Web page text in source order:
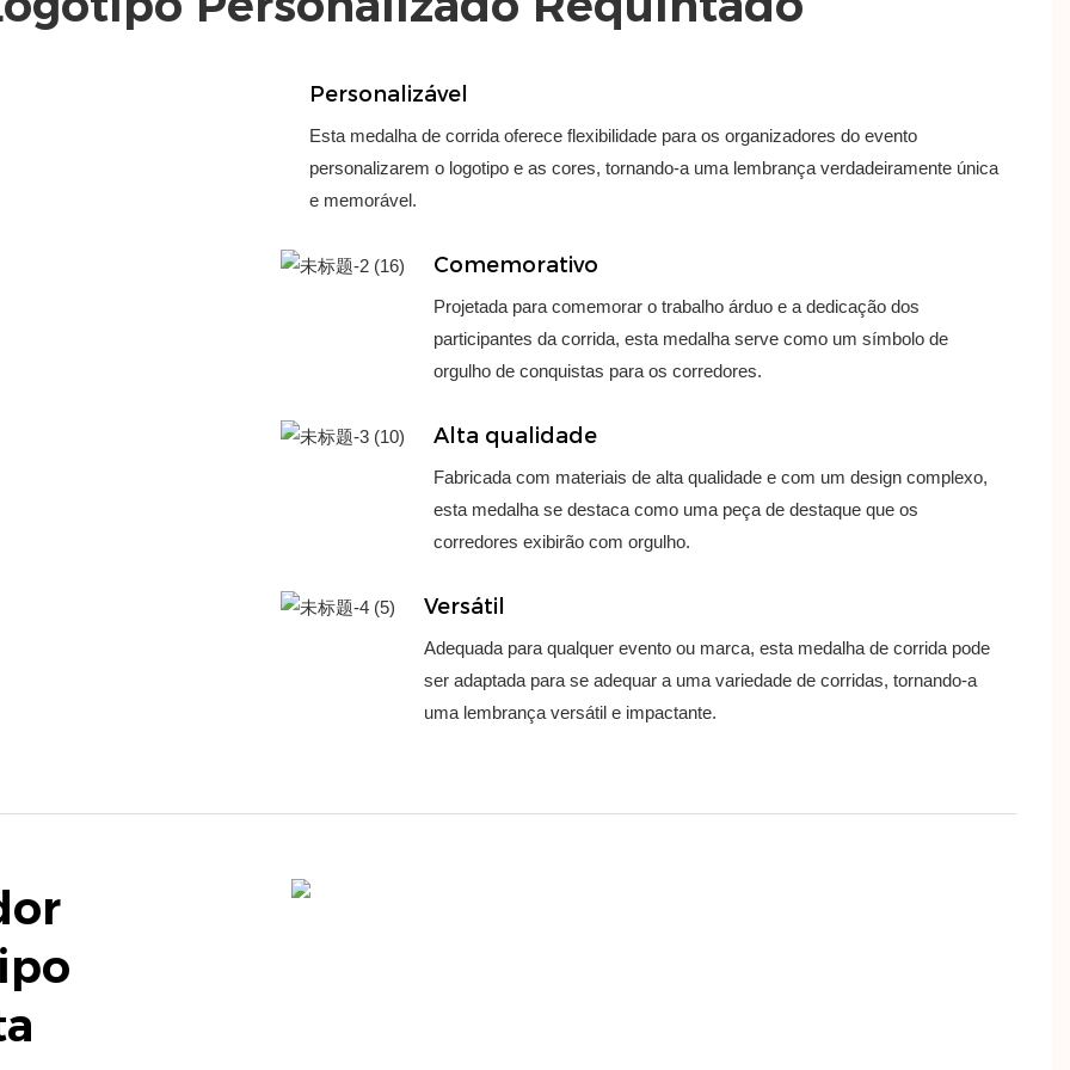
Personalizável
Esta medalha de corrida oferece flexibilidade para os organizadores do evento
personalizarem o logotipo e as cores, tornando-a uma lembrança verdadeiramente única
e memorável.
Comemorativo
Projetada para comemorar o trabalho árduo e a dedicação dos
participantes da corrida, esta medalha serve como um símbolo de
orgulho de conquistas para os corredores.
Alta qualidade
Fabricada com materiais de alta qualidade e com um design complexo,
esta medalha se destaca como uma peça de destaque que os
corredores exibirão com orgulho.
Versátil
Adequada para qualquer evento ou marca, esta medalha de corrida pode
ser adaptada para se adequar a uma variedade de corridas, tornando-a
uma lembrança versátil e impactante.